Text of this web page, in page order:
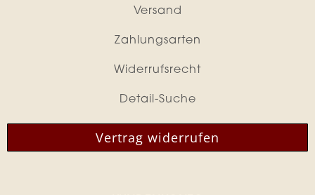
Versand
Zahlungsarten
Widerrufsrecht
Detail-Suche
Vertrag widerrufen